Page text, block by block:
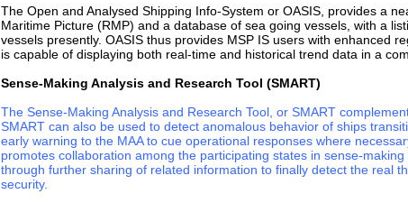
The Open and Analysed Shipping Info-System or OASIS, provides a
Maritime Picture (RMP) and a database of sea going vessels, with a
vessels presently. OASIS thus provides MSP IS users with enhanced
is capable of displaying both real-time and historical trend data in a
Sense-Making Analysis and Research Tool (SMART)
The Sense-Making Analysis and Research Tool, or SMART
SMART can also be used to detect anomalous behavior of ships
early warning to the MAA to cue operational responses where
promotes collaboration among the participating states in sense-
through further sharing of related information to finally detect the real
security.